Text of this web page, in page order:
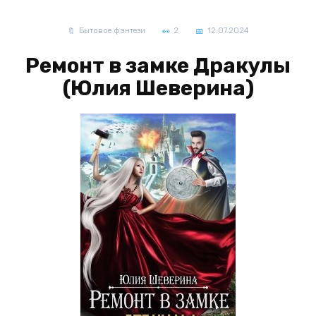
Бытовое фэнтези 2 12.07.2024
Ремонт в замке Дракулы
(Юлия Шеверина)